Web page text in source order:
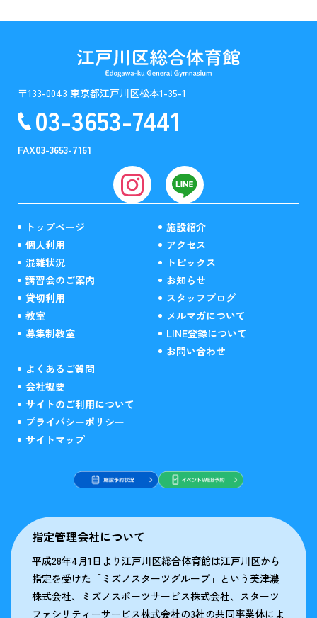
〒133-0043 東京都江戸川区松本1-35-1
03-3653-7441
FAX03-3653-7161
トップページ
個人利用
混雑状況
講習会のご案内
貸切利用
教室
募集制教室
施設紹介
アクセス
トピックス
お知らせ
スタッフブログ
メルマガについて
LINE登録について
お問い合わせ
よくあるご質問
会社概要
サイトのご利用について
プライバシーポリシー
サイトマップ
指定管理会社について
平成28年4月1日より江戸川区総合体育館は江戸川区から
指定を受けた「ミズノスターツグループ」という美津濃
株式会社、ミズノスポーツサービス株式会社、スターツ
ファシリティーサービス株式会社の3社の共同事業体によ